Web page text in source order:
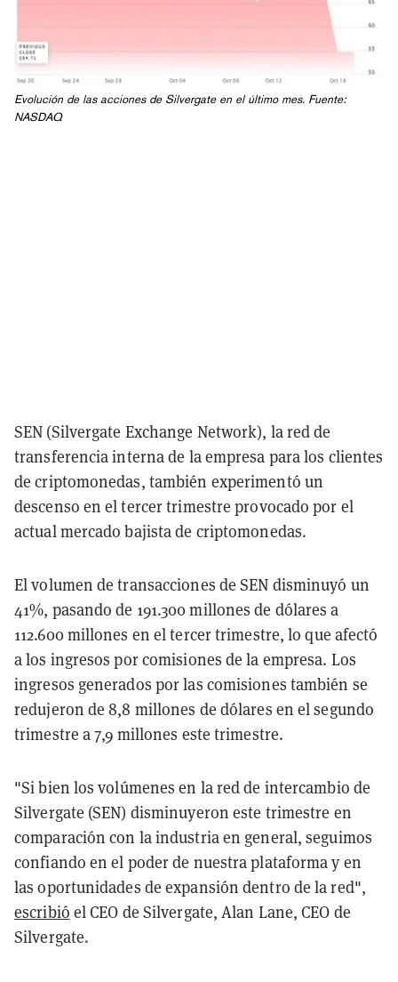
Evolución de las acciones de Silvergate en el último mes. Fuente:
NASDAQ
SEN (Silvergate Exchange Network), la red de
transferencia interna de la empresa para los clientes
de criptomonedas, también experimentó un
descenso en el tercer trimestre provocado por el
actual mercado bajista de criptomonedas.
El volumen de transacciones de SEN disminuyó un
41%, pasando de 191.300 millones de dólares a
112.600 millones en el tercer trimestre, lo que afectó
a los ingresos por comisiones de la empresa. Los
ingresos generados por las comisiones también se
redujeron de 8,8 millones de dólares en el segundo
trimestre a 7,9 millones este trimestre.
"Si bien los volúmenes en la red de intercambio de
Silvergate (SEN) disminuyeron este trimestre en
comparación con la industria en general, seguimos
confiando en el poder de nuestra plataforma y en
las oportunidades de expansión dentro de la red",
escribió el CEO de Silvergate, Alan Lane, CEO de
Silvergate.